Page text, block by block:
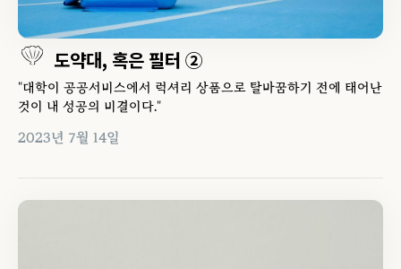
도약대, 혹은 필터 ②
"대학이 공공서비스에서 럭셔리 상품으로 탈바꿈하기 전에 태어난
것이 내 성공의 비결이다."
2023년 7월 14일